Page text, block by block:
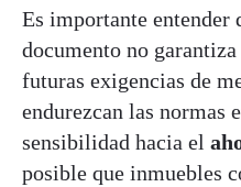
Es importante entender
documento no
futuras exigencias de
endurezcan las normas
sensibilidad hacia el
posible que inmuebles